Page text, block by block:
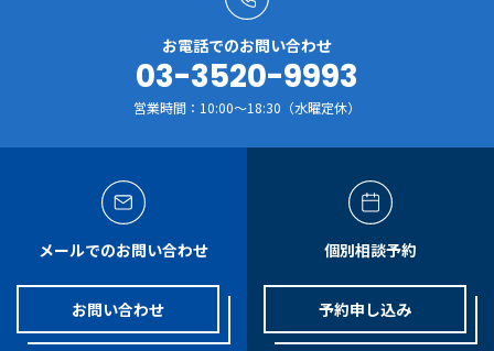
お電話でのお問い合わせ
03-3520-9993
営業時間：10:00～18:30（水曜定休）
メールでのお問い合わせ
お問い合わせ
個別相談予約
予約申し込み